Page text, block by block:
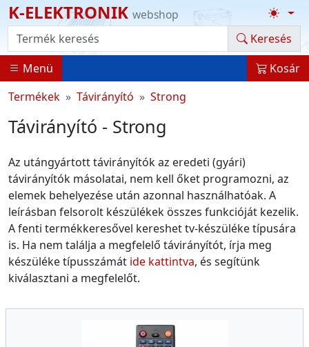
K-ELEKTRONIK webshop
Termék kereső
Keresés
Menü
Kosár
Termékek
Távirányító Strong
Távirányító - Strong
Az utángyártott távirányítók az eredeti (gyári)
távirányítók másolatai, nem kell őket programozni, az
elemek behelyezése után azonnal használhatóak. A
leírásban felsorolt készülékek összes funkcióját kezelik.
A fenti termékkeresővel kereshet tv-készüléke típusára
is. Ha nem találja a megfelelő távirányítót, írja meg
készüléke típusszámát ide kattintva, és segítünk
kiválasztani a megfelelőt.